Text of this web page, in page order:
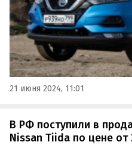
21 июня 2024, 11:01
В РФ поступили в
Nissan Tiida по цене от